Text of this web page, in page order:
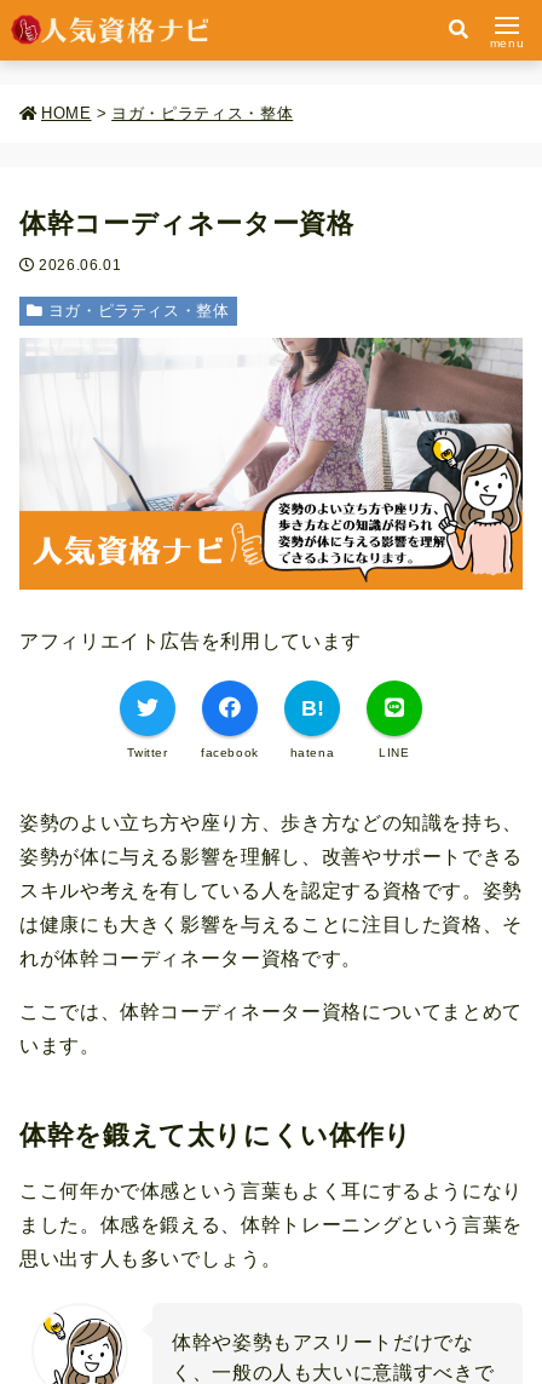
menu
HOME > ヨガ・ピラティス・整体
体幹コーディネーター資格
2026.06.01
ヨガ・ピラティス・整体
アフィリエイト広告を利用しています
Twitter facebook hatena LINE
姿勢のよい立ち方や座り方、歩き方などの知識を持ち、
姿勢が体に与える影響を理解し、改善やサポートできる
スキルや考えを有している人を認定する資格です。姿勢
は健康にも大きく影響を与えることに注目した資格、そ
れが体幹コーディネーター資格です。
ここでは、体幹コーディネーター資格についてまとめて
います。
体幹を鍛えて太りにくい体作り
ここ何年かで体感という言葉もよく耳にするようになり
ました。体感を鍛える、体幹トレーニングという言葉を
思い出す人も多いでしょう。
体幹や姿勢もアスリートだけでな
く、一般の人も大いに意識すべきで